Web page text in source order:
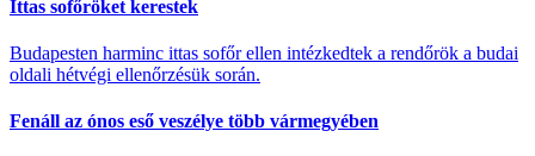
Ittas sofőröket kerestek
Budapesten harminc ittas sofőr ellen intézkedtek a rendőrök a budai
oldali hétvégi ellenőrzésük során.
Fenáll az ónos eső veszélye több vármegyében